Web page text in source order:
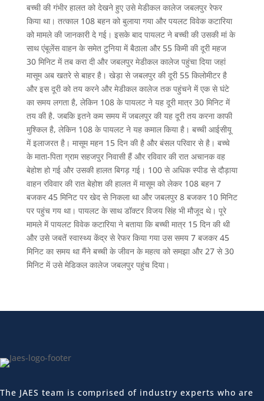
बच्ची की गंभीर हालत को देखने हुए उसे मेडीकल कालेज जबलपुर रेफर
किया था। तत्काल 108 बहन को बुलाया गया और पयलट विवेक कटारिया
को मामले की जानकारी दे गई। इसके बाद पायलट ने बच्ची की उसकी मां के
साथ एंबूलेंस वाहन के समेत टुनिया में बैठाला और 55 किमी की दूरी महज
30 मिनिट में तब करा दी और जबलपुर मेडीकल कालेज पहुंचा दिया जहां
मासूम अब खतरे से बाहर है। खेड़ा से जबलपुर की दूरी 55 किलोमीटर है
और इस दूरी को तय करने और मेडीकल कालेज तक पहुंचने में एक से घंटे
का समय लगता है, लेकिन 108 के पायलट ने यह दूरी मात्र 30 मिनिट में
तय की है. जबकि इतने कम समय में जबलपुर की यह दूरी तय करना काफी
मुश्किल है, लेकिन 108 के पायलट ने यह कमाल किया है। बच्ची आईसीयू
में इलाजरत है। मासूम महन 15 दिन की है और बंसल परिवार से है। बच्चे
के माता-पिता ग्राम सहजपुर निवासी हैं और रविवार की रात अचानक वह
बेहोश हो गई और उसकी हालत बिगड़ गई। 100 से अधिक स्पीड से दौड़ाया
वाहन रविवार की रात बेहोश की हालत में मासूम को लेकर 108 बहन 7
बजकर 45 मिनिट पर खेद से निकला था और जबलपुर 8 बजकर 10 मिनिट
पर पहुंच गय था। पायलट के साथ डॉक्टर विजय सिंह भी मौजूद थे। पूरे
मामले में पायलट विवेक कटारिया ने बताया कि बच्ची मात्र 15 दिन की थी
और उसे जबतें स्वास्थ्य केंद्र से रेफर किया गया उस समय 7 बजकर 45
मिनिट का समय था मैंने बच्ची के जीवन के महत्व को समझा और 27 से 30
मिनिट में उसे मेडिकल कालेज जबलपुर पहुंच दिया।
The JAES team is comprised of industry experts who are